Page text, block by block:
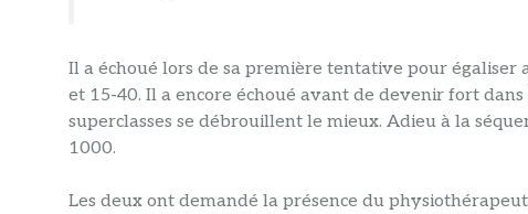
Il a échoué lors de sa première tentative pour égaliser
et 15-40. Il a encore échoué avant de devenir fort
superclasses se débrouillent le mieux. Adieu à la
1000.
Les deux ont demandé la présence du